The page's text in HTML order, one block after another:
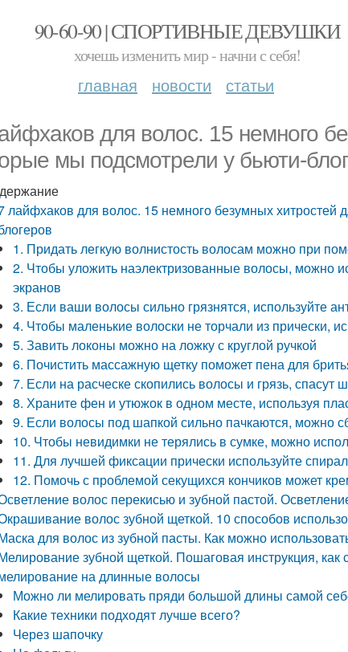
90-60-90 | СПОРТИВНЫЕ ДЕВУШКИ
хочешь изменить мир - начни с себя!
главная новости статьи
для волос. 15 немного
мы подсмотрели у бьюти-
лайфхаков для волос. 15 немного безумных
1. Придать легкую волнистость волосам можно при
2. Чтобы уложить наэлектризованные волосы, можно
экранов
3. Если ваши волосы сильно грязнятся, используйте
4. Чтобы маленькие волоски не торчали из прически,
5. Завить локоны можно на ложку с круглой ручкой
6. Почистить массажную щетку поможет пена для
7. Если на расческе скопились волосы и грязь, спасут
8. Храните фен и утюжок в одном месте, используя
9. Если волосы под шапкой сильно пачкаются, можно
10. Чтобы невидимки не терялись в сумке, можно
11. Для лучшей фиксации прически используйте
12. Помочь с проблемой секущихся кончиков может
волос перекисью и зубной пастой.
волос зубной щеткой. 10 способов
для волос из зубной пасты. Как можно
зубной щеткой. Пошаговая инструкция,
на длинные волосы
Можно ли мелировать пряди большой длины самой
Какие техники подходят лучше всего?
Через шапочку